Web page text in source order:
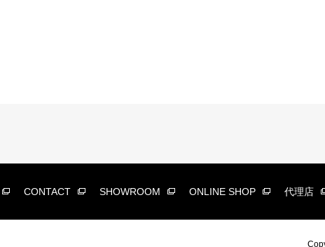
CONTACT SHOWROOM ONLINE SHOP 代理店